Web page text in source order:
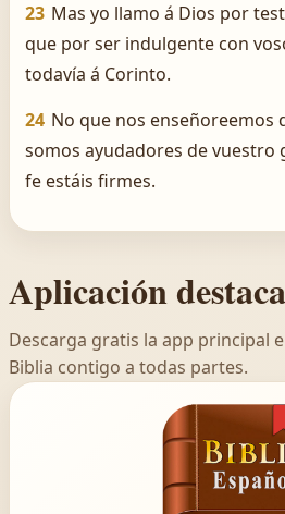
23 Mas yo llamo á Dios por
que por ser indulgente con
todavía á Corinto.
24 No que nos enseñoreemos
somos ayudadores de vuestro
fe estáis firmes.
Aplicación
Descarga gratis la app principal
Biblia contigo a todas partes.